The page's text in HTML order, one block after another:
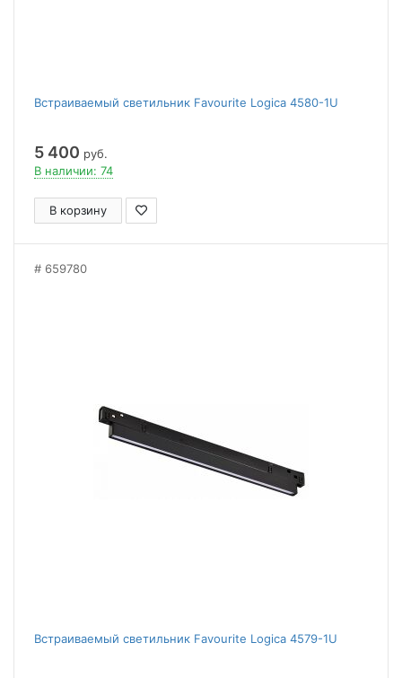
Встраиваемый светильник Favourite Logica 4580-1U
5 400 руб.
В наличии: 74
В корзину
659780
Встраиваемый светильник Favourite Logica 4579-1U